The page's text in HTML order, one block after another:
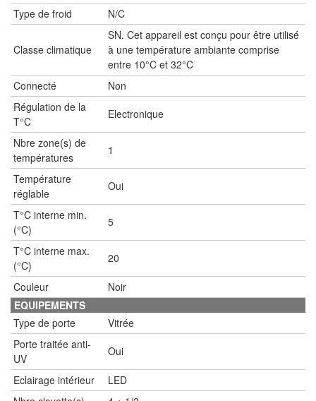
Type de froid N/C
Classe climatique
SN. Cet appareil est conçu pour être utilisé
à une température ambiante comprise
entre 10°C et 32°C
Connecté
Non
Régulation de la
T°C
Electronique
Nbre zone(s) de
températures
1
Température
réglable
Oui
T°C interne min.
(°C)
5
T°C interne max.
(°C)
20
Couleur
Noir
EQUIPEMENTS
Type de porte
Vitrée
Porte traitée anti-
UV
Oui
Eclairage intérieur
LED